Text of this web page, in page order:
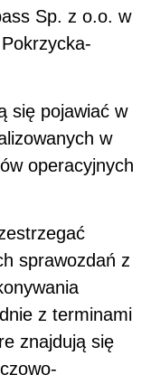
Sp. z o.o. w
się pojawiać w
w
operacyjnych
sprawozdań z
z terminami
znajdują się